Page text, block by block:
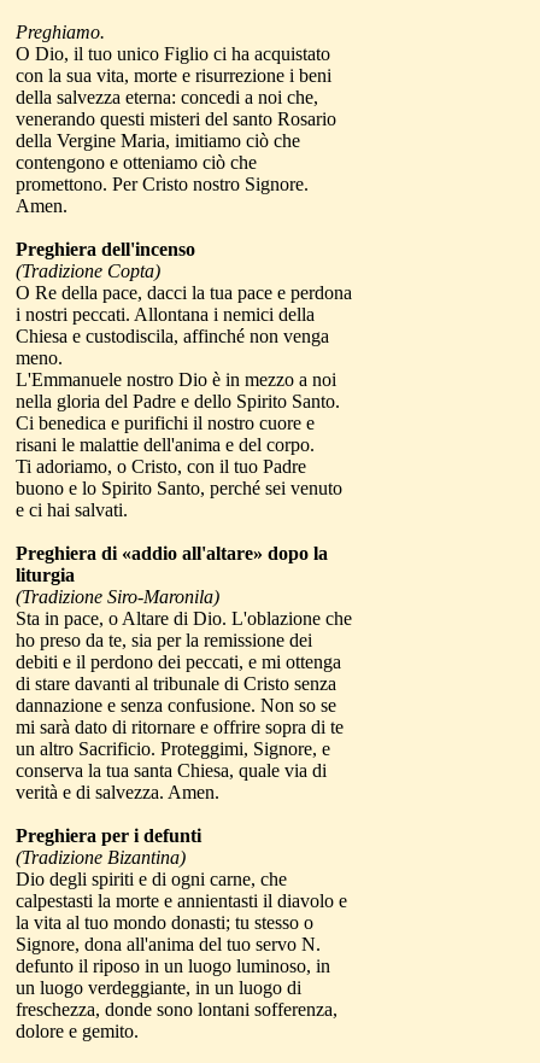
Preghiamo.
O Dio, il tuo unico Figlio ci ha acquistato
con la sua vita, morte e risurrezione i beni
della salvezza eterna: concedi a noi che,
venerando questi misteri del santo Rosario
della Vergine Maria, imitiamo ciò che
contengono e otteniamo ciò che
promettono. Per Cristo nostro Signore.
Amen.
Preghiera dell'incenso
(Tradizione Copta)
O Re della pace, dacci la tua pace e perdona
i nostri peccati. Allontana i nemici della
Chiesa e custodiscila, affinché non venga
meno.
L'Emmanuele nostro Dio è in mezzo a noi
nella gloria del Padre e dello Spirito Santo.
Ci benedica e purifichi il nostro cuore e
risani le malattie dell'anima e del corpo.
Ti adoriamo, o Cristo, con il tuo Padre
buono e lo Spirito Santo, perché sei venuto
e ci hai salvati.
Preghiera di «addio all'altare» dopo la
liturgia
(Tradizione Siro-Maronila)
Sta in pace, o Altare di Dio. L'oblazione che
ho preso da te, sia per la remissione dei
debiti e il perdono dei peccati, e mi ottenga
di stare davanti al tribunale di Cristo senza
dannazione e senza confusione. Non so se
mi sarà dato di ritornare e offrire sopra di te
un altro Sacrificio. Proteggimi, Signore, e
conserva la tua santa Chiesa, quale via di
verità e di salvezza. Amen.
Preghiera per i defunti
(Tradizione Bizantina)
Dio degli spiriti e di ogni carne, che
calpestasti la morte e annientasti il diavolo e
la vita al tuo mondo donasti; tu stesso o
Signore, dona all'anima del tuo servo N.
defunto il riposo in un luogo luminoso, in
un luogo verdeggiante, in un luogo di
freschezza, donde sono lontani sofferenza,
dolore e gemito.